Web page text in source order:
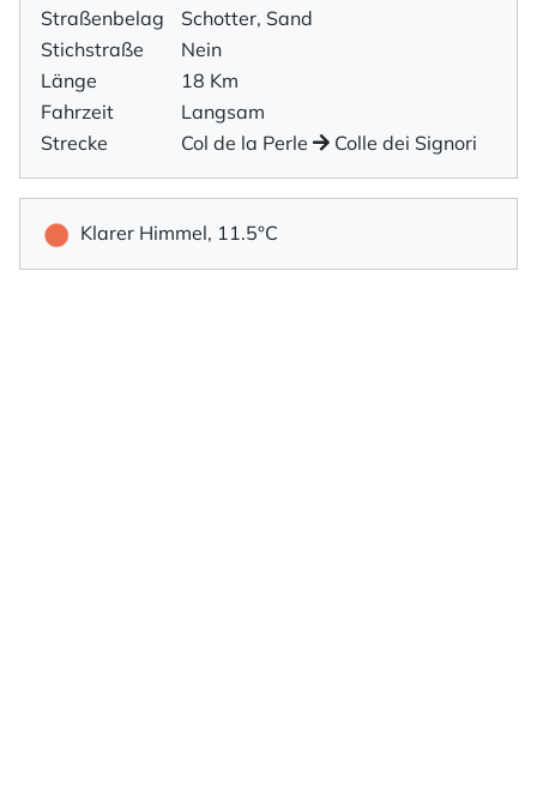
Straßenbelag
Schotter, Sand
Stichstraße
Nein
Länge
18 Km
Fahrzeit
Langsam
Strecke
Col de la Perle Colle dei Signori
Klarer Himmel, 11.5°C